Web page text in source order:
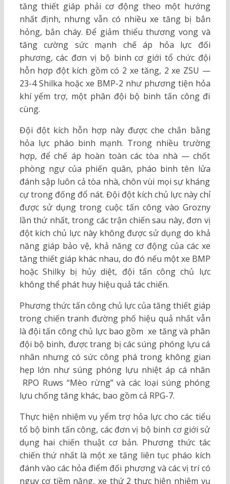
tăng thiết giáp phải cơ động theo một hướng
nhất định, nhưng vẫn có nhiều xe tăng bị bắn
hỏng, bắn cháy. Để giảm thiểu thương vong và
tăng cường sức mạnh chế áp hỏa lực đối
phương, các đơn vị bộ binh cơ giới tổ chức đội
hỗn hợp đột kích gồm có 2 xe tăng, 2 xe ZSU —
23-4 Shilka hoặc xe BMP-2 như phương tiện hỏa
khí yểm trợ, một phân đội bộ binh tấn công đi
cùng.
Đội đột kích hỗn hợp này được che chắn bằng
hỏa lực pháo binh mạnh. Trong nhiều trường
hợp, để chế áp hoàn toàn các tòa nhà — chốt
phòng ngự của phiến quân, pháo binh tên lửa
đánh sập luôn cả tòa nhà, chôn vùi mọi sự kháng
cự trong đống đổ nát. Đội đột kích chủ lực này chỉ
được sử dụng trong cuộc tấn công vào Grozny
lần thứ nhất, trong các trận chiến sau này, đơn vị
đột kích chủ lực này không được sử dụng do khả
năng giáp bảo vệ, khả năng cơ động của các xe
tăng thiết giáp khác nhau, do đó nếu một xe BMP
hoặc Shilky bị hủy diệt, đội tấn công chủ lực
không thể phát huy hiệu quả tác chiến.
Phương thức tấn công chủ lực của tăng thiết giáp
trong chiến tranh đường phố hiệu quả nhất vẫn
là đội tấn công chủ lực bao gồm xe tăng và phân
đội bộ binh, được trang bị các súng phóng lựu cá
nhân nhưng có sức công phá trong không gian
hẹp lớn như súng phóng lựu nhiệt áp cá nhân
RPO Ruws “Mèo rừng” và các loại súng phóng
lựu chống tăng khác, bao gồm cả RPG-7.
Thực hiện nhiệm vụ yểm trợ hỏa lực cho các tiểu
tổ bộ binh tấn công, các đơn vị bộ binh cơ giới sử
dụng hai chiến thuật cơ bản. Phương thức tác
chiến thứ nhất là một xe tăng liên tục pháo kích
đánh vào các hỏa điểm đối phương và các vị trí có
nguy cơ tiềm năng, xe thứ 2 thực hiện nhiệm vụ